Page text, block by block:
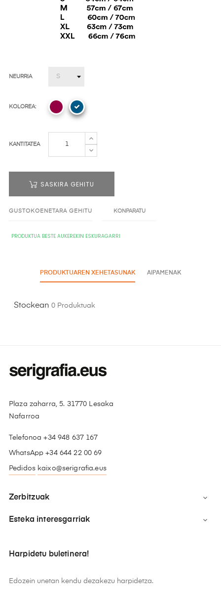
NEURRIA
KOLOREA:
KANTITATEA
SASKIRA GEHITU
GUSTOKOENETARA GEHITU KONPARATU
PRODUKTUA BESTE AUKEREKIN ESKURAGARRI
PRODUKTUAREN XEHETASUNAK AIPAMENAK
Stockean 0 Produktuak
Plaza zaharra, 5. 31770 Lesaka
Nafarroa
Telefonoa +34 948 637 167
WhatsApp +34 644 22 00 69
Pedidos kaixo@serigrafia.eus
Zerbitzuak 
Esteka interesgarriak 
Harpidetu buletinera!
Edozein unetan kendu dezakezu harpidetza.